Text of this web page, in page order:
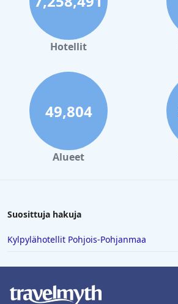
Kylpylähotellit Lohja
Kylpylähotellit Tahkovuori
Kylpylähotellit Riika
Kylpylähotellit Karibianmeren saaret
Hotellit
49,804
Alueet
Suosittuja hakuja
Kylpylähotellit Pohjois-Pohjanmaa